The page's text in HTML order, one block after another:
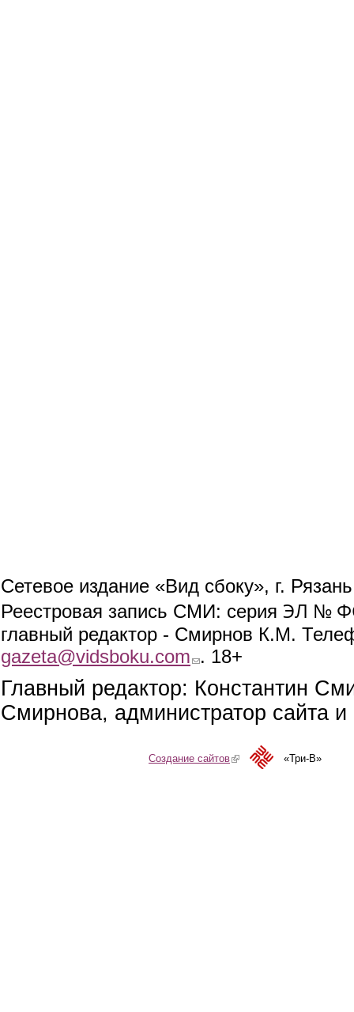
Сетевое издание «Вид сбоку», г.
Реестровая запись СМИ: серия ЭЛ №
главный редактор - Смирнов К.М.
gazeta@vidsboku.com (link sends e-mail)
. 18+
Главный редактор: Константин
Смирнова, администратор сайта
Создание сайтов(link is external)«Три-В»